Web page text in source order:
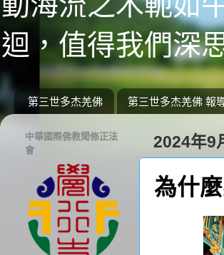
迴，值得我們深
第三世多杰羌佛 第三世多杰羌佛 報
2024年9
為什
中華國際佛教聞修正法
會